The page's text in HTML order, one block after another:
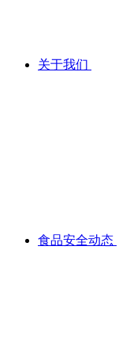
关于我们
食品安全动态